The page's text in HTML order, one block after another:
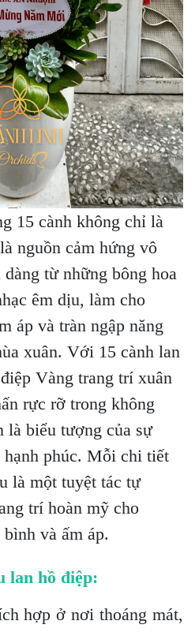
15 cành không chỉ là
nguồn cảm hứng vô
từ những bông hoa
êm dịu, làm cho
áp và tràn ngập năng
xuân. Với 15 cành lan
Vàng trang trí xuân
rực rỡ trong không
là biểu tượng của sự
hạnh phúc. Mỗi chi tiết
là một tuyệt tác tự
trí hoàn mỹ cho
và ấm áp.
lan hồ điệp:
hợp ở nơi thoáng mát,